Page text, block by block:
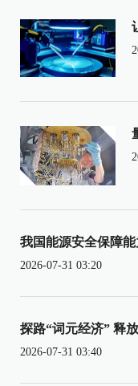
我国能源安全保障
2026-07-31 03:20
探路“词元经济” 释
2026-07-31 03:40